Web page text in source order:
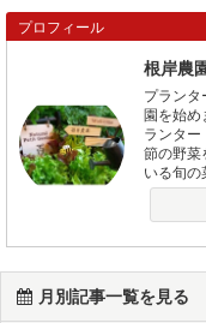
プロフィール
根岸農
プラン
園を始め
ランタ
節の野菜
いる旬の
月別記事一覧を見る